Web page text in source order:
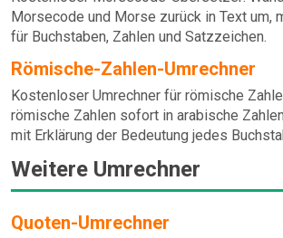
Morsecode und Morse zurück in Text um,
für Buchstaben, Zahlen und Satzzeichen.
Römische-Zahlen-Umrechner
Kostenloser Umrechner für römische
römische Zahlen sofort in arabische
mit Erklärung der Bedeutung jedes
Weitere Umrechner
Quoten-Umrechner